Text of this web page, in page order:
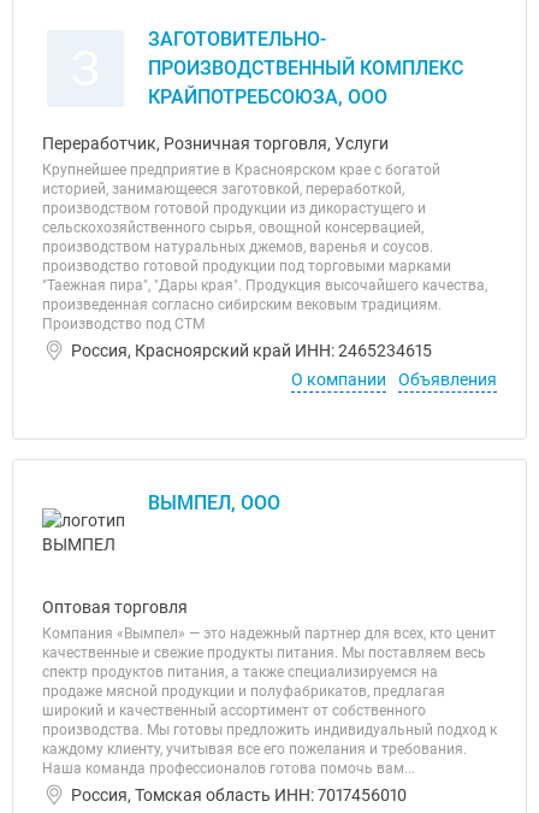
ЗАГОТОВИТЕЛЬНО-
ПРОИЗВОДСТВЕННЫЙ КОМПЛЕКС
КРАЙПОТРЕБСОЮЗА, ООО
Переработчик, Розничная торговля, Услуги
Крупнейшее предприятие в Красноярском крае с богатой
историей, занимающееся заготовкой, переработкой,
производством готовой продукции из дикорастущего и
сельскохозяйственного сырья, овощной консервацией,
производством натуральных джемов, варенья и соусов.
производство готовой продукции под торговыми марками
"Таежная пира", "Дары края". Продукция высочайшего качества,
произведенная согласно сибирским вековым традициям.
Производство под СТМ
Россия, Красноярский край ИНН: 2465234615
О компании
Объявления
ВЫМПЕЛ, ООО
Оптовая торговля
Компания «Вымпел» — это надежный партнер для всех, кто ценит
качественные и свежие продукты питания. Мы поставляем весь
спектр продуктов питания, а также специализируемся на
продаже мясной продукции и полуфабрикатов, предлагая
широкий и качественный ассортимент от собственного
производства. Мы готовы предложить индивидуальный подход к
каждому клиенту, учитывая все его пожелания и требования.
Наша команда профессионалов готова помочь вам...
Россия, Томская область ИНН: 7017456010